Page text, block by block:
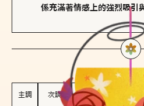
係充滿著情感上的強烈吸引
對方的主調
主調 次調